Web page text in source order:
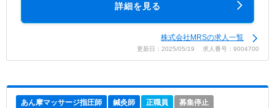
詳細を見る
株式会社MRSの求人一覧
更新日：2025/05/19 求人番号：9004700
あん摩マッサージ指圧師 鍼灸師 正職員 募集停止